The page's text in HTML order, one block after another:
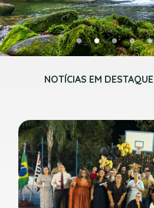
NOTÍCIAS EM DESTAQUE